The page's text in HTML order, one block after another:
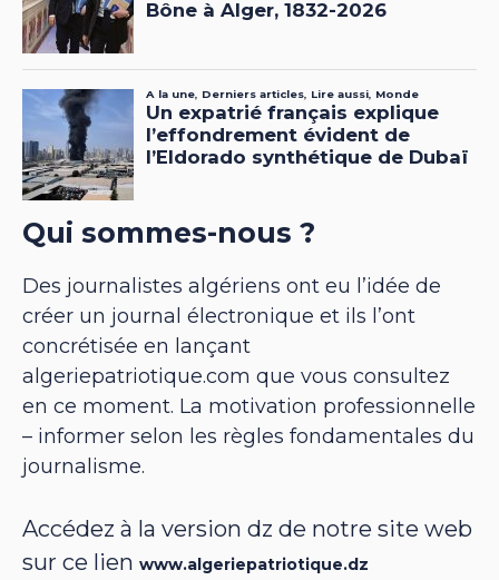
Qui sommes-nous ?
Des journalistes algériens ont eu l’idée de
créer un journal électronique et ils l’ont
concrétisée en lançant
algeriepatriotique.com que vous consultez
en ce moment. La motivation professionnelle
– informer selon les règles fondamentales du
journalisme.
Accédez à la version dz de notre site web
sur ce lien www.algeriepatriotique.dz